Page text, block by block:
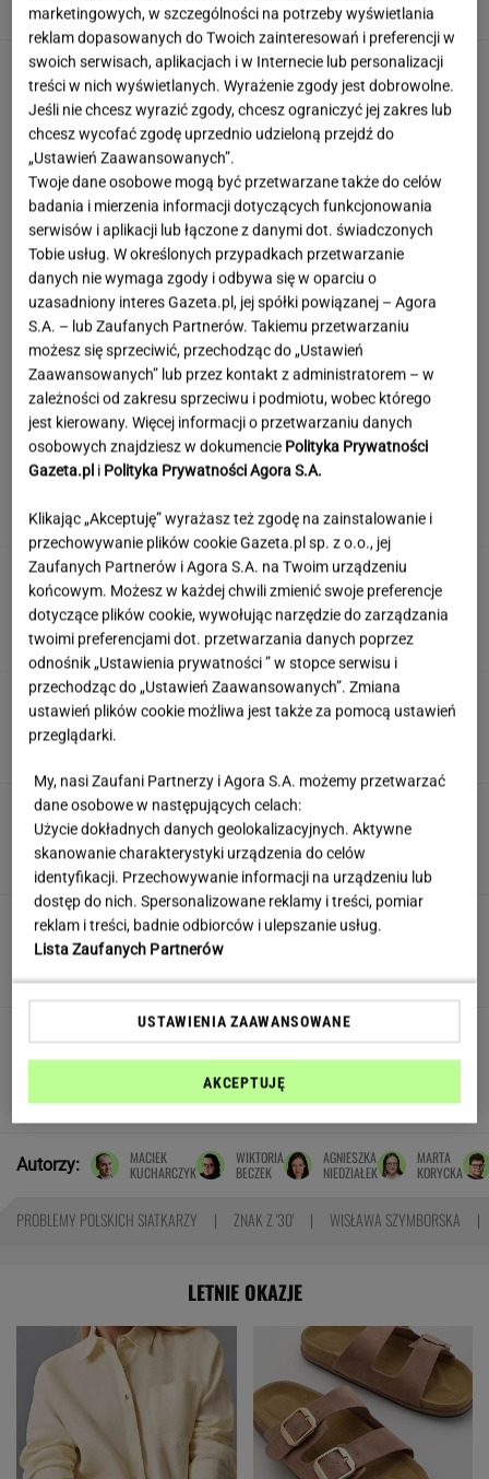
Lewandowski znów strzelił! Pierwsze trafienie
w Leagues Cup
Anastazja Kuś została mistrzynią
świata. "Kariera przez pośladki"? Mamy
komentarz
SUBSKRYPCJA
Kulinarny quiz wiedzy. 11/11 zdobędą tylko
prawdziwi smakosze!
To nie droga na skróty. Matka pokazuje, jak
naprawdę wygląda edukacja domowa
MATERIAŁ PROMOCYJNY
Bywa cierpki, ale warto dać mu szansę. Jelita
tylko na to czekają
Tragiczny wypadek na
Mazurach. Skuter zderzył się z motorówką,
nie żyje 16-latek
SUBSKRYPCJA
Autorzy:
MACIEK
KUCHARCZYK
WIKTORIA
BECZEK
AGNIESZKA
NIEDZIAŁEK
MARTA
KORYCKA
PROBLEMY POLSKICH SIATKARZY ZNAK Z '30' WISŁAWA SZYMBORSKA
LETNIE OKAZJE
marketingowych, w szczególności na potrzeby wyświetlania
reklam dopasowanych do Twoich zainteresowań i preferencji w
swoich serwisach, aplikacjach i w Internecie lub personalizacji
treści w nich wyświetlanych. Wyrażenie zgody jest dobrowolne.
Jeśli nie chcesz wyrazić zgody, chcesz ograniczyć jej zakres lub
chcesz wycofać zgodę uprzednio udzieloną przejdź do
„Ustawień Zaawansowanych”.
Twoje dane osobowe mogą być przetwarzane także do celów
badania i mierzenia informacji dotyczących funkcjonowania
serwisów i aplikacji lub łączone z danymi dot. świadczonych
Tobie usług. W określonych przypadkach przetwarzanie
danych nie wymaga zgody i odbywa się w oparciu o
uzasadniony interes Gazeta.pl, jej spółki powiązanej – Agora
S.A. – lub Zaufanych Partnerów. Takiemu przetwarzaniu
możesz się sprzeciwić, przechodząc do „Ustawień
Zaawansowanych” lub przez kontakt z administratorem – w
zależności od zakresu sprzeciwu i podmiotu, wobec którego
jest kierowany. Więcej informacji o przetwarzaniu danych
osobowych znajdziesz w dokumencie Polityka Prywatności
Gazeta.pl i Polityka Prywatności Agora S.A.
Klikając „Akceptuję” wyrażasz też zgodę na zainstalowanie i
przechowywanie plików cookie Gazeta.pl sp. z o.o., jej
Zaufanych Partnerów i Agora S.A. na Twoim urządzeniu
końcowym. Możesz w każdej chwili zmienić swoje preferencje
dotyczące plików cookie, wywołując narzędzie do zarządzania
twoimi preferencjami dot. przetwarzania danych poprzez
odnośnik „Ustawienia prywatności ” w stopce serwisu i
przechodząc do „Ustawień Zaawansowanych”. Zmiana
ustawień plików cookie możliwa jest także za pomocą ustawień
przeglądarki.
My, nasi Zaufani Partnerzy i Agora S.A. możemy przetwarzać
dane osobowe w następujących celach:
Użycie dokładnych danych geolokalizacyjnych. Aktywne
skanowanie charakterystyki urządzenia do celów
identyfikacji. Przechowywanie informacji na urządzeniu lub
dostęp do nich. Spersonalizowane reklamy i treści, pomiar
reklam i treści, badnie odbiorców i ulepszanie usług.
Lista Zaufanych Partnerów
USTAWIENIA ZAAWANSOWANE
AKCEPTUJĘ